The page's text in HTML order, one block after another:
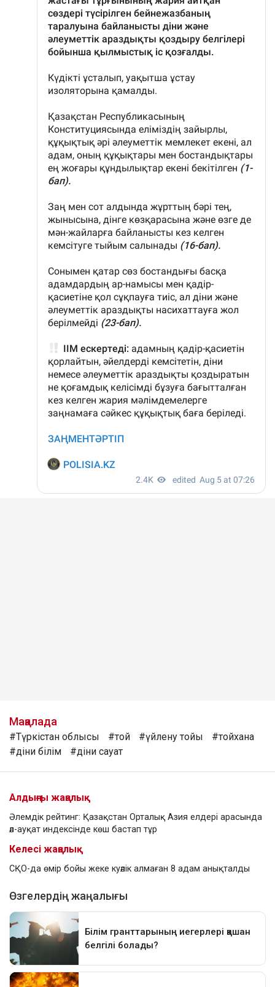
Мақалада
#Түркістан облысы #той #үйлену тойы
#тойхана
#діни білім
#діни сауат
Алдыңғы жаңалық
Әлемдік рейтинг: Қазақстан Орталық Азия елдері арасында
әл-ауқат индексінде көш бастап тұр
Келесі жаңалық
СҚО-да өмір бойы жеке куәлік алмаған 8 адам анықталды